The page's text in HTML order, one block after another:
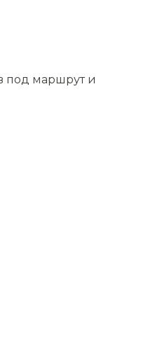
под маршрут и